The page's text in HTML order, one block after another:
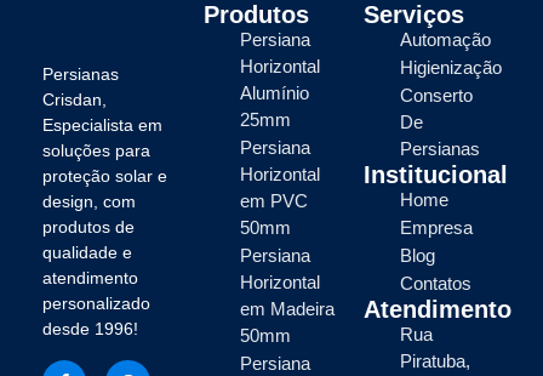
Persianas
Crisdan,
Especialista em
soluções para
proteção solar e
design, com
produtos de
qualidade e
atendimento
personalizado
desde 1996!
Produtos
Persiana
Horizontal
Alumínio
25mm
Persiana
Horizontal
em PVC
50mm
Persiana
Horizontal
em Madeira
50mm
Persiana
Serviços
Automação
Higienização
Conserto
De
Persianas
Institucional
Home
Empresa
Blog
Contatos
Atendimento
Rua
Piratuba,